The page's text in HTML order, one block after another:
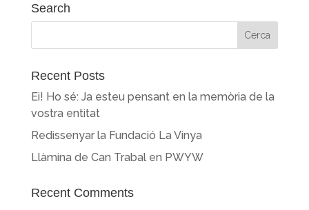
Search
Recent Posts
Ei! Ho sé: Ja esteu pensant en la memòria de la
vostra entitat
Redissenyar la Fundació La Vinya
Llàmina de Can Trabal en PWYW
Recent Comments